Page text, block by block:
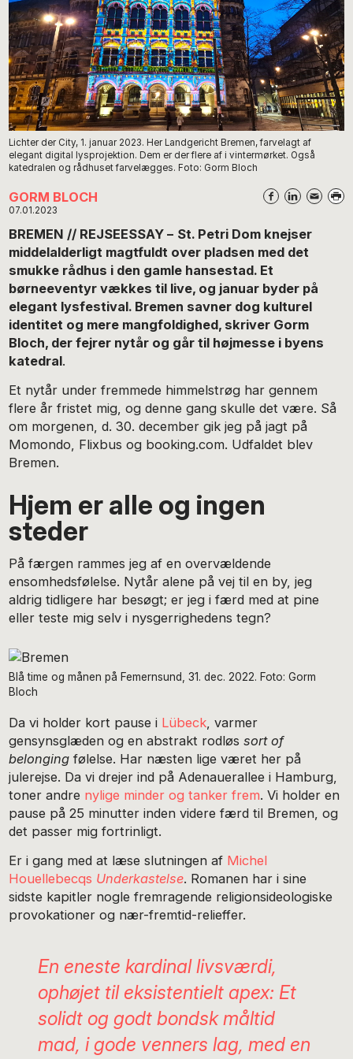
Lichter der City, 1. januar 2023. Her Landgericht Bremen, farvelagt af
elegant digital lysprojektion. Dem er der flere af i vintermørket. Også
katedralen og rådhuset farvelægges. Foto: Gorm Bloch
GORM BLOCH
07.01.2023
BREMEN // REJSEESSAY – St. Petri Dom knejser
middelalderligt magtfuldt over pladsen med det
smukke rådhus i den gamle hansestad. Et
børneeventyr vækkes til live, og januar byder på
elegant lysfestival. Bremen savner dog kulturel
identitet og mere mangfoldighed, skriver Gorm
Bloch, der fejrer nytår og går til højmesse i byens
katedral.
Et nytår under fremmede himmelstrøg har gennem
flere år fristet mig, og denne gang skulle det være. Så
om morgenen, d. 30. december gik jeg på jagt på
Momondo, Flixbus og booking.com. Udfaldet blev
Bremen.
Hjem er alle og ingen
steder
På færgen rammes jeg af en overvældende
ensomhedsfølelse. Nytår alene på vej til en by, jeg
aldrig tidligere har besøgt; er jeg i færd med at pine
eller teste mig selv i nysgerrighedens tegn?
Blå time og månen på Femernsund, 31. dec. 2022. Foto: Gorm
Bloch
Da vi holder kort pause i Lübeck, varmer
gensynsglæden og en abstrakt rodløssort of
belonging følelse. Har næsten lige været her på
julerejse. Da vi drejer ind på Adenauerallee i Hamburg,
toner andre nylige minder og tanker frem. Vi holder en
pause på 25 minutter inden videre færd til Bremen, og
det passer mig fortrinligt.
Er i gang med at læse slutningen af Michel
Houellebecqs Underkastelse. Romanen har i sine
sidste kapitler nogle fremragende religionsideologiske
provokationer og nær-fremtid-relieffer.
En eneste kardinal livsværdi,
ophøjet til eksistentielt apex: Et
solidt og godt bondsk måltid
mad, i gode venners lag, med en